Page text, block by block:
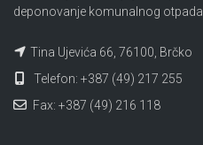
deponovanje komunalnog otpada.
Tina Ujevića 66, 76100, Brčko
Telefon: +387 (49) 217 255
Fax: +387 (49) 216 118